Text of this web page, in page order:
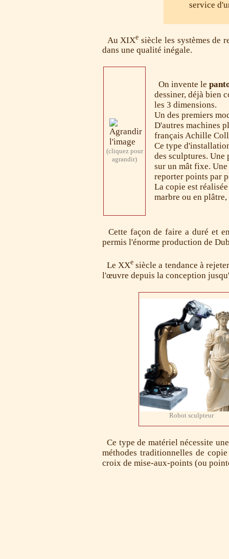
service
Au XIXe siècle les systèmes de
dans une qualité inégale.
(cliquez pour
agrandir)
On invente le
dessiner, déjà bien
les 3 dimensions.
Un des premiers
D'autres machines
français Achille
Ce type
des sculptures.
sur un mât fixe.
reporter points par
La copie est
marbre ou en
Cette façon de faire a duré et
permis l'énorme production de
Le XXesiècle a tendance à
l'œuvre depuis la conception
Robot sculpteur
Ce type de matériel nécessite
méthodes traditionnelles de
croix de mise-aux-points (ou